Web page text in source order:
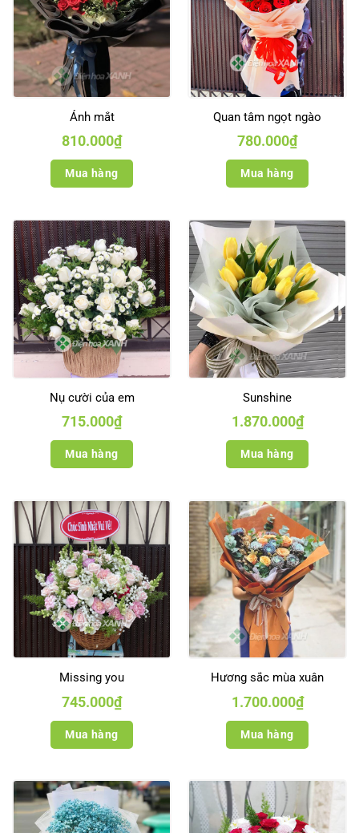
Ánh mắt
810.000₫
Mua hàng
Quan tâm ngọt ngào
780.000₫
Mua hàng
Nụ cười của em
715.000₫
Mua hàng
Sunshine
1.870.000₫
Mua hàng
Missing you
745.000₫
Mua hàng
Hương sắc mùa xuân
1.700.000₫
Mua hàng